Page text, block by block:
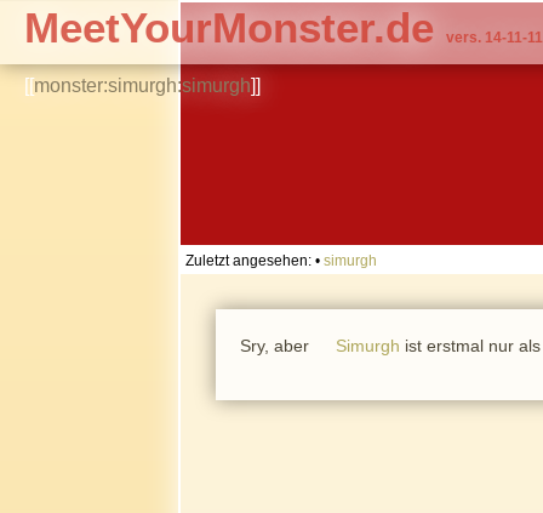
[[monster:simurgh:simurgh]]
MeetYourMonster.de vers. 14-11-11
Zuletzt angesehen: • simurgh
Sry, aber Simurgh ist erstmal nur